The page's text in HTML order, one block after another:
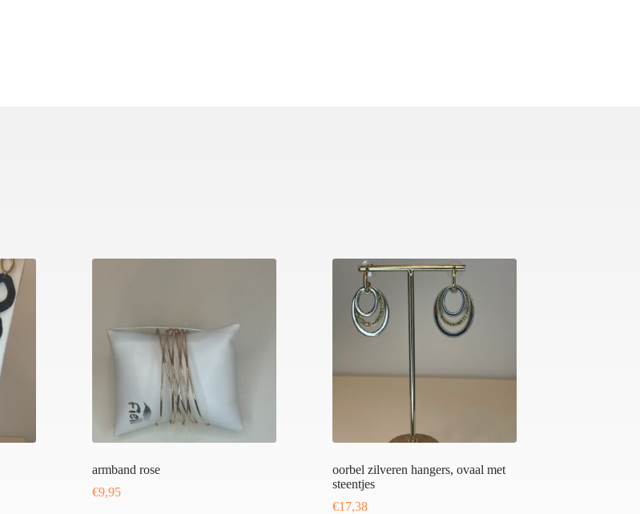
armband rose
€9,95
oorbel zilveren hangers, ovaal met
steentjes
€17,38